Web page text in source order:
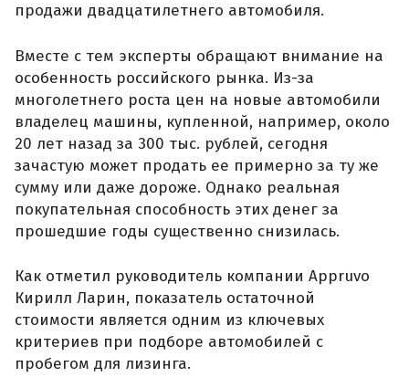
продажи двадцатилетнего автомобиля.
Вместе с тем эксперты обращают внимание на
особенность российского рынка. Из-за
многолетнего роста цен на новые автомобили
владелец машины, купленной, например, около
20 лет назад за 300 тыс. рублей, сегодня
зачастую может продать ее примерно за ту же
сумму или даже дороже. Однако реальная
покупательная способность этих денег за
прошедшие годы существенно снизилась.
Как отметил руководитель компании Appruvo
Кирилл Ларин, показатель остаточной
стоимости является одним из ключевых
критериев при подборе автомобилей с
пробегом для лизинга.